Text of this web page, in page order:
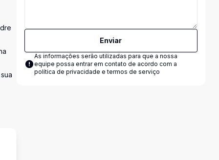
Enviar
As informações serão utilizadas para que a nossa
equipe possa entrar em contato de acordo com a
política de privacidade e termos de serviço